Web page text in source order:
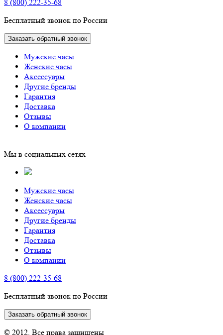
8 (800) 222-35-68
Бесплатный звонок по России
Заказать обратный звонок
Мужские часы
Женские часы
Аксессуары
Другие бренды
Гарантия
Доставка
Отзывы
О компании
Мы в социальных сетях
Мужские часы
Женские часы
Аксессуары
Другие бренды
Гарантия
Доставка
Отзывы
О компании
8 (800) 222-35-68
Бесплатный звонок по России
Заказать обратный звонок
© 2012. Все права защищены